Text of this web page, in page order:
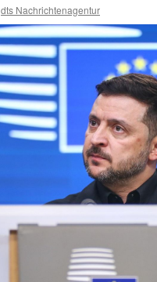
dts Nachrichtenagentur